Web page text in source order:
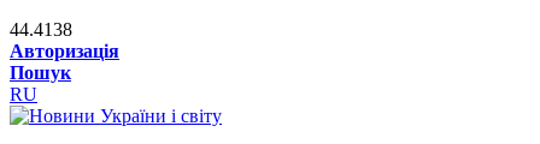
44.4138
Авторизація
Пошук
RU